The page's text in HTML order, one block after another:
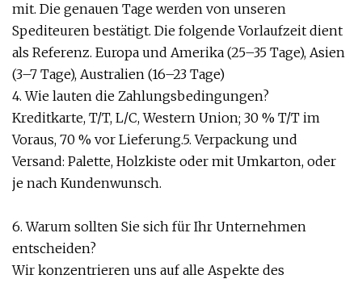
mit. Die genauen Tage werden von unseren
Spediteuren bestätigt. Die folgende Vorlaufzeit dient
als Referenz. Europa und Amerika (25–35 Tage), Asien
(3–7 Tage), Australien (16–23 Tage)
4. Wie lauten die Zahlungsbedingungen?
Kreditkarte, T/T, L/C, Western Union; 30 % T/T im
Voraus, 70 % vor Lieferung.5. Verpackung und
Versand: Palette, Holzkiste oder mit Umkarton, oder
je nach Kundenwunsch.
6. Warum sollten Sie sich für Ihr Unternehmen
entscheiden?
Wir konzentrieren uns auf alle Aspekte des